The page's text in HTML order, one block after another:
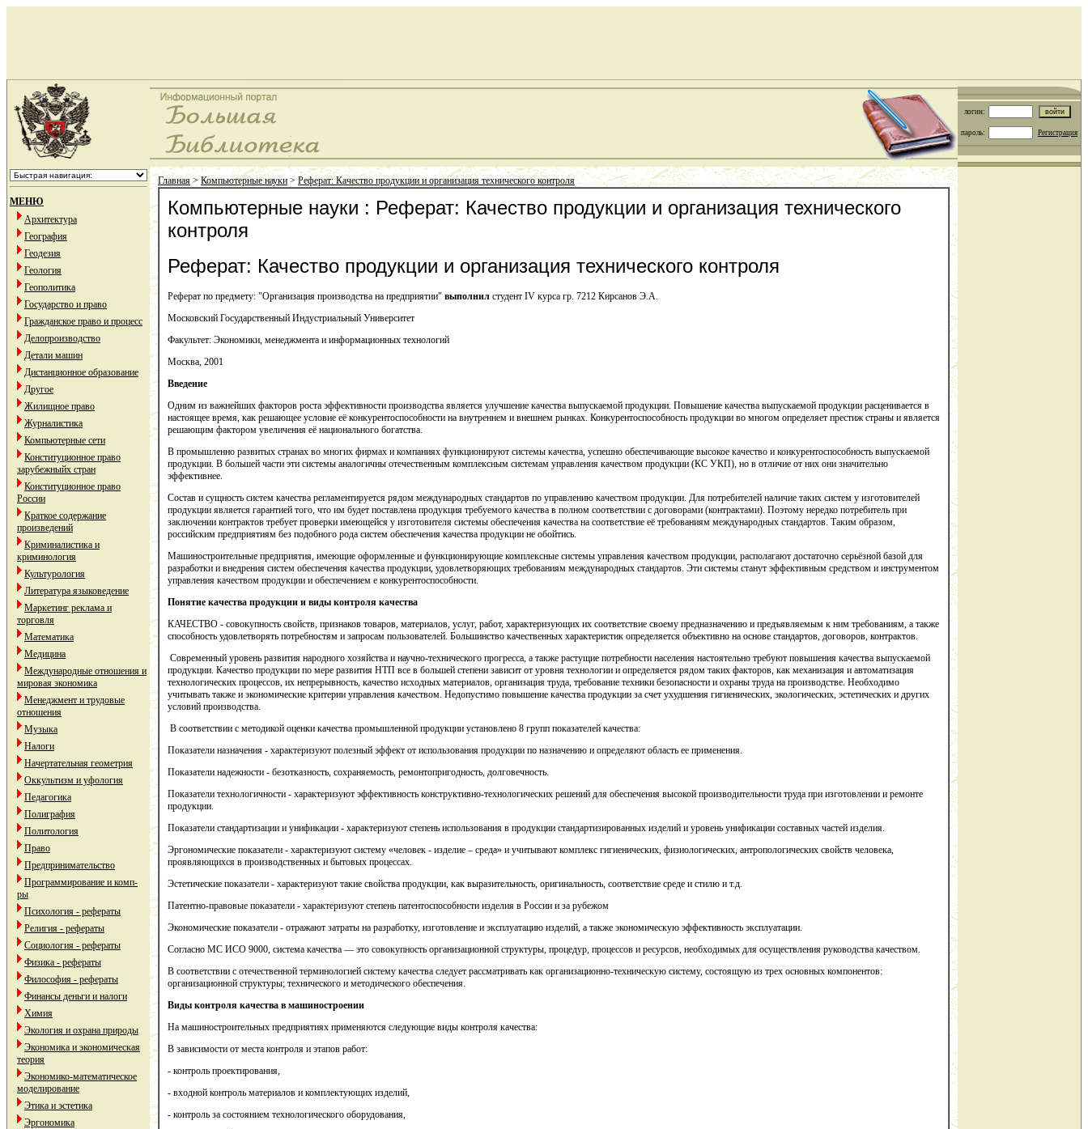
логин:
пароль: Регистрация
МЕНЮ
Архитектура
География
Геодезия
Геология
Геополитика
Государство и право
Гражданское право и процесс
Делопроизводство
Детали машин
Дистанционное образование
Другое
Жилищное право
Журналистика
Компьютерные сети
Конституционное право
зарубежныйх стран
Конституционное право
России
Краткое содержание
произведений
Криминалистика и
криминология
Культурология
Литература языковедение
Маркетинг реклама и
торговля
Математика
Медицина
Международные отношения и
мировая экономика
Менеджмент и трудовые
отношения
Музыка
Налоги
Начертательная геометрия
Оккультизм и уфология
Педагогика
Полиграфия
Политология
Право
Предпринимательство
Программирование и комп-
ры
Психология - рефераты
Религия - рефераты
Социология - рефераты
Физика - рефераты
Философия - рефераты
Финансы деньги и налоги
Химия
Экология и охрана природы
Экономика и экономическая
теория
Экономико-математическое
моделирование
Этика и эстетика
Эргономика
Главная>Компьютерные науки >Реферат: Качество продукции и организация технического контроля
Компьютерные науки : Реферат: Качество продукции и организация технического
контроля
Реферат: Качество продукции и организация технического контроля
Реферат по предмету: "Организация производства на предприятии" выполнил студент IV курса гр. 7212 Кирсанов Э.А.
Московский Государственный Индустриальный Университет
Факультет: Экономики, менеджмента и информационных технологий
Москва, 2001
Введение
Одним из важнейших факторов роста эффективности производства является улучшение качества выпускаемой продукции. Повышение качества выпускаемой продукции расценивается в
настоящее время, как решающее условие её конкурентоспособности на внутреннем и внешнем рынках. Конкурентоспособность продукции во многом определяет престиж страны и является
решающим фактором увеличения её национального богатства.
В промышленно развитых странах во многих фирмах и компаниях функционируют системы качества, успешно обеспечивающие высокое качество и конкурентоспособность выпускаемой
продукции. В большей части эти системы аналогичны отечественным комплексным системам управления качеством продукции (КС УКП), но в отличие от них они значительно
эффективнее.
Состав и сущность систем качества регламентируется рядом международных стандартов по управлению качеством продукции. Для потребителей наличие таких систем у изготовителей
продукции является гарантией того, что им будет поставлена продукция требуемого качества в полном соответствии с договорами (контрактами). Поэтому нередко потребитель при
заключении контрактов требует проверки имеющейся у изготовителя системы обеспечения качества на соответствие её требованиям международных стандартов. Таким образом,
российским предприятиям без подобного рода систем обеспечения качества продукции не обойтись.
Машиностроительные предприятия, имеющие оформленные и функционирующие комплексные системы управления качеством продукции, располагают достаточно серьёзной базой для
разработки и внедрения систем обеспечения качества продукции, удовлетворяющих требованиям международных стандартов. Эти системы станут эффективным средством и инструментом
управления качеством продукции и обеспечением е конкурентоспособности.
Понятие качества продукции и виды контроля качества
КАЧЕСТВО - совокупность свойств, признаков товаров, материалов, услуг, работ, характеризующих их соответствие своему предназначению и предъявляемым к ним требованиям, а также
способность удовлетворять потребностям и запросам пользователей. Большинство качественных характеристик определяется объективно на основе стандартов, договоров, контрактов.
Современный уровень развития народного хозяйства и научно-технического прогресса, а также растущие потребности населения настоятельно требуют повышения качества выпускаемой
продукции. Качество продукции по мере развития НТП все в большей степени зависит от уровня технологии и определяется рядом таких факторов, как механизация и автоматизация
технологических процессов, их непрерывность, качество исходных материалов, организация труда, требование техники безопасности и охраны труда на производстве. Необходимо
учитывать также и экономические критерии управления качеством. Недопустимо повышение качества продукции за счет ухудшения гигиенических, экологических, эстетических и других
условий производства.
В соответствии с методикой оценки качества промышленной продукции установлено 8 групп показателей качества:
Показатели назначения - характеризуют полезный эффект от использования продукции по назначению и определяют область ее применения.
Показатели надежности - безотказность, сохраняемость, ремонтопригодность, долговечность.
Показатели технологичности - характеризуют эффективность конструктивно-технологических решений для обеспечения высокой производительности труда при изготовлении и ремонте
продукции.
Показатели стандартизации и унификации - характеризуют степень использования в продукции стандартизированных изделий и уровень унификации составных частей изделия.
Эргономические показатели - характеризуют систему «человек - изделие – среда» и учитывают комплекс гигиенических, физиологических, антропологических свойств человека,
проявляющихся в производственных и бытовых процессах.
Эстетические показатели - характеризуют такие свойства продукции, как выразительность, оригинальность, соответствие среде и стилю и т.д.
Патентно-правовые показатели - характеризуют степень патентоспособности изделия в России и за рубежом
Экономические показатели - отражают затраты на разработку, изготовление и эксплуатацию изделий, а также экономическую эффективность эксплуатации.
Согласно МС ИСО 9000, система качества — это совокупность организационной структуры, процедур, процессов и ресурсов, необходимых для осуществления руководства качеством.
В соответствии с отечественной терминологией систему качества следует рассматривать как организационно-техническую систему, состоящую из трех основных компонентов:
организационной структуры; технического и методического обеспечения.
Виды контроля качества в машиностроении
На машиностроительных предприятиях применяются следующие виды контроля качества:
В зависимости от места контроля и этапов работ:
- контроль проектирования,
- входной контроль материалов и комплектующих изделий,
- контроль за состоянием технологического оборудования,